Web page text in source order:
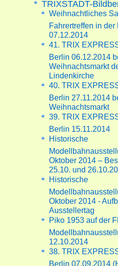
TRIXSTADT-
Weihnachtliches
Fahrertreffen in der
07.12.2014
41. TRIX
Berlin 06.12.2014
Weihnachtsmarkt
Lindenkirche
40. TRIX
Berlin 27.11.2014
Weihnachtsmarkt
39. TRIX
Berlin 15.11.2014
Historische
Oktober 2014 –
25.10. und
Historische
Oktober 2014 -
Ausstellertag
Piko 1953 auf der
12.10.2014
38. TRIX
Berlin 07.09.2014